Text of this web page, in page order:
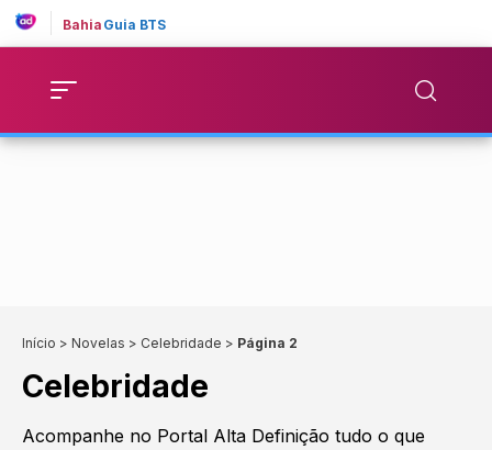
Bahia Guia BTS
Início > Novelas > Celebridade > Página 2
Celebridade
Acompanhe no Portal Alta Definição tudo o que